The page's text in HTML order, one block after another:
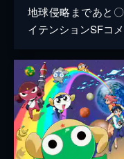
地球侵略まであと
イテンションSFコ